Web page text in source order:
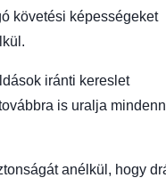
követési képességeket
iránti kereslet
is uralja
anélkül, hogy